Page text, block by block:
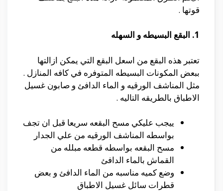
قوتها .
1. البقع البسيطه و السهله
تعتبر هذه البقع من اسعل البقع التي يمكن ازالتها
ببعض المكونات البسيطه المتوفره في كافه المنازل .
مثل المناشف الورقيه و الماء الدافئ و صابون غسيل
الاطباق بالطريقه التاليه .
ييجب عليكي مسح البقعه سريعا قبل ان تجف
بواسطه المناشف الورقيه من علي الجدار
مسح البقعه بواسطه قطعه مبلله من
القماش بالماء الدافئ
وضع كميه مناسبه من الماء الدافئ و بعض
قطرات سائل غسيل الاطباق